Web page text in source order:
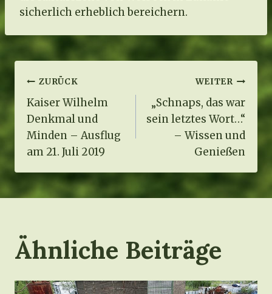
sicherlich erheblich bereichern.
Beitragsnavigation
ZURÜCK
Kaiser Wilhelm
Denkmal und
Minden – Ausflug
am 21. Juli 2019
WEITER
„Schnaps, das war
sein letztes Wort…“
– Wissen und
Genießen
Ähnliche Beiträge